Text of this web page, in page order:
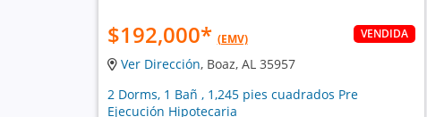
$192,000* (EMV) VENDIDA
Ver Dirección, Boaz, AL 35957
2 Dorms, 1 Bañ , 1,245 pies cuadrados Pre
Ejecución Hipotecaria